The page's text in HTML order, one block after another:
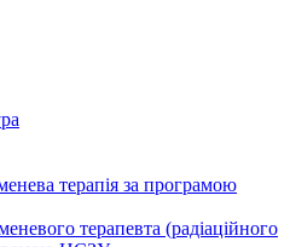
терапія за програмою
терапевта (радіаційного